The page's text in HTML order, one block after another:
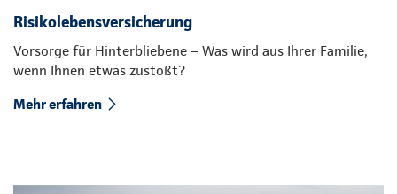
Risikolebensversicherung
Vorsorge für Hinterbliebene – Was wird aus Ihrer Familie,
wenn Ihnen etwas zustößt?
Mehr erfahren